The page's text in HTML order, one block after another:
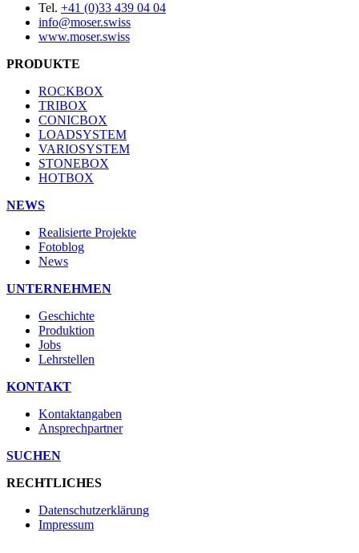
Tel. +41 (0)33 439 04 04
info@moser.swiss
www.moser.swiss
PRODUKTE
ROCKBOX
TRIBOX
CONICBOX
LOADSYSTEM
VARIOSYSTEM
STONEBOX
HOTBOX
NEWS
Realisierte Projekte
Fotoblog
News
UNTERNEHMEN
Geschichte
Produktion
Jobs
Lehrstellen
KONTAKT
Kontaktangaben
Ansprechpartner
SUCHEN
RECHTLICHES
Datenschutzerklärung
Impressum